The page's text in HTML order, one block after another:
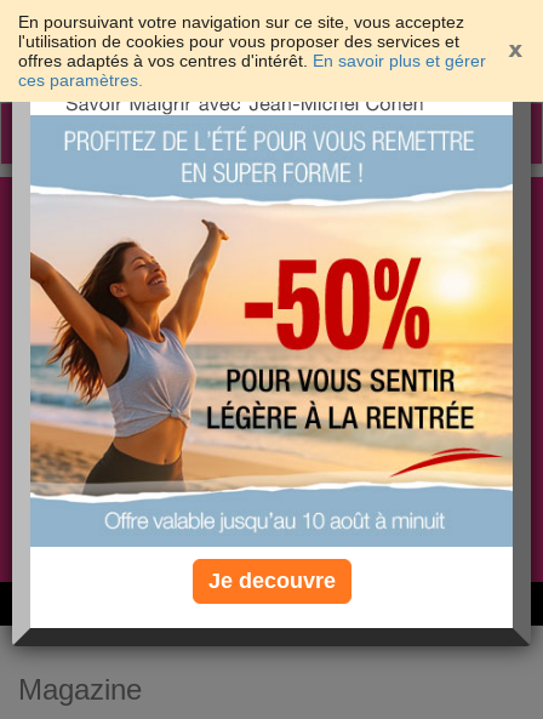
En poursuivant votre navigation sur ce site, vous acceptez
l'utilisation de cookies pour vous proposer des services et
offres adaptés à vos centres d'intérêt. En savoir plus et gérer
ces paramètres.
Toggle
Les meilleures solutions pour maigrir et être bien
dans sa peau
PLUS
EFFICACE
PLUS
SANTÉ
PLUS
COACHING
Non, je préfère le régime gratuit
6M de personnes ont maigri et réappris à manger avec nous
Magazine
×
Je decouvre